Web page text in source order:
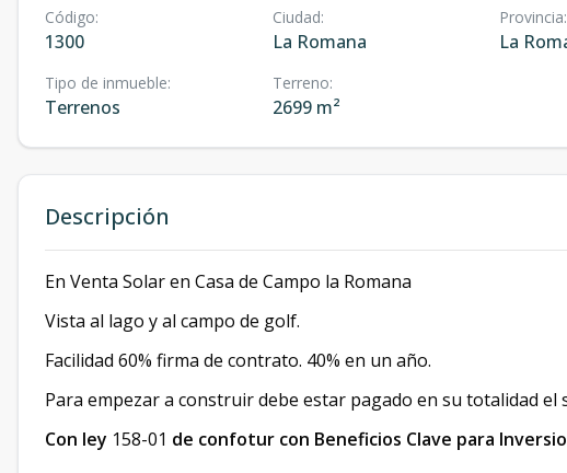
Código:
1300
Ciudad:
La Romana
Provincia:
La
Tipo de inmueble:
Terrenos
Terreno:
2699 m²
Descripción
En Venta Solar en Casa de Campo la Romana
Vista al lago y al campo de golf.
Facilidad 60% firma de contrato. 40% en un año.
Para empezar a construir debe estar pagado en su totalidad el
Con ley 158-01 de confotur con Beneficios Clave para